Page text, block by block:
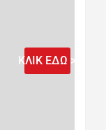
ΚΛΙΚ ΕΔΩ >